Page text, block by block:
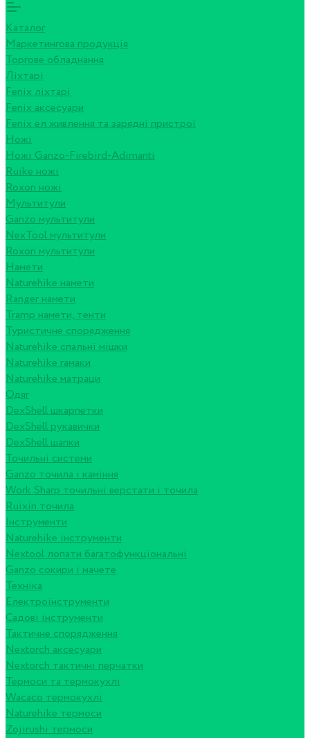
Каталог
Маркетингова продукція
Торгове обладнання
Ліхтарі
Fenix ліхтарі
Fenix аксесуари
Fenix ел живлення та зарядні пристрої
Ножі
Ножі Ganzo-Firebird-Adimanti
Ruike ножі
Roxon ножi
Мультитули
Ganzo мультитули
NexTool мультитули
Roxon мультитули
Намети
Naturehike намети
Ranger намети
Tramp намети, тенти
Туристичне спорядження
Naturehike спальні мішки
Naturehike гамаки
Naturehike матраци
Одяг
DexShell шкарпетки
DexShell рукавички
DexShell шапки
Точильні системи
Ganzo точила і каміння
Work Sharp точильні верстати і точила
Ruixin точила
Інструменти
Naturehike інструменти
Nextool лопати багатофункціональні
Ganzo сокири і мачете
Техніка
Електроінструменти
Садові інструменти
Тактичне спорядження
Nextorch аксесуари
Nextorch тактичні перчатки
Термоси та термокухлі
Wacaco термокухлі
Naturehike термоси
Zojirushi термоси